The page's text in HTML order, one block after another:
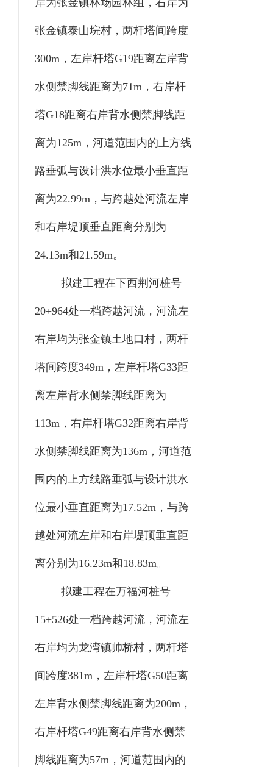
岸为张金镇林场园林组，右岸为
张金镇泰山垸村，两杆塔间跨度
300m，左岸杆塔G19距离左岸背
水侧禁脚线距离为71m，右岸杆
塔G18距离右岸背水侧禁脚线距
离为125m，河道范围内的上方线
路垂弧与设计洪水位最小垂直距
离为22.99m，与跨越处河流左岸
和右岸堤顶垂直距离分别为
24.13m和21.59m。
拟建工程在下西荆河桩号
20+964处一档跨越河流，河流左
右岸均为张金镇土地口村，两杆
塔间跨度349m，左岸杆塔G33距
离左岸背水侧禁脚线距离为
113m，右岸杆塔G32距离右岸背
水侧禁脚线距离为136m，河道范
围内的上方线路垂弧与设计洪水
位最小垂直距离为17.52m，与跨
越处河流左岸和右岸堤顶垂直距
离分别为16.23m和18.83m。
拟建工程在万福河桩号
15+526处一档跨越河流，河流左
右岸均为龙湾镇帅桥村，两杆塔
间跨度381m，左岸杆塔G50距离
左岸背水侧禁脚线距离为200m，
右岸杆塔G49距离右岸背水侧禁
脚线距离为57m，河道范围内的